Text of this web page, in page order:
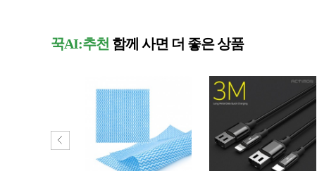
꾹AI:추천 함께 사면 더 좋은 상품